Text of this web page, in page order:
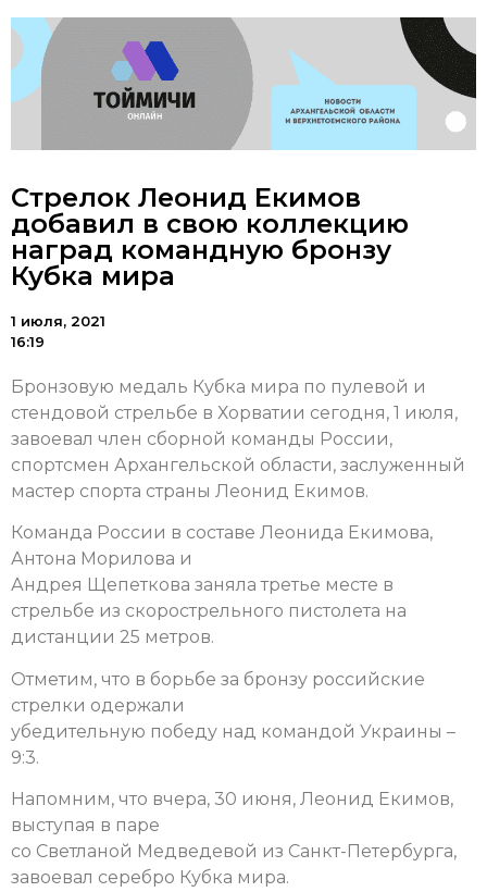
Стрелок Леонид Екимов
добавил в свою коллекцию
наград командную бронзу
Кубка мира
1 июля, 2021
16:19
Бронзовую медаль Кубка мира по пулевой и
стендовой стрельбе в Хорватии сегодня, 1 июля,
завоевал член сборной команды России,
спортсмен Архангельской области, заслуженный
мастер спорта страны Леонид Екимов.
Команда России в составе Леонида Екимова,
Антона Морилова и
Андрея Щепеткова заняла третье месте в
стрельбе из скорострельного пистолета на
дистанции 25 метров.
Отметим, что в борьбе за бронзу российские
стрелки одержали
убедительную победу над командой Украины –
9:3.
Напомним, что вчера, 30 июня, Леонид Екимов,
выступая в паре
со Светланой Медведевой из Санкт-Петербурга,
завоевал серебро Кубка мира.